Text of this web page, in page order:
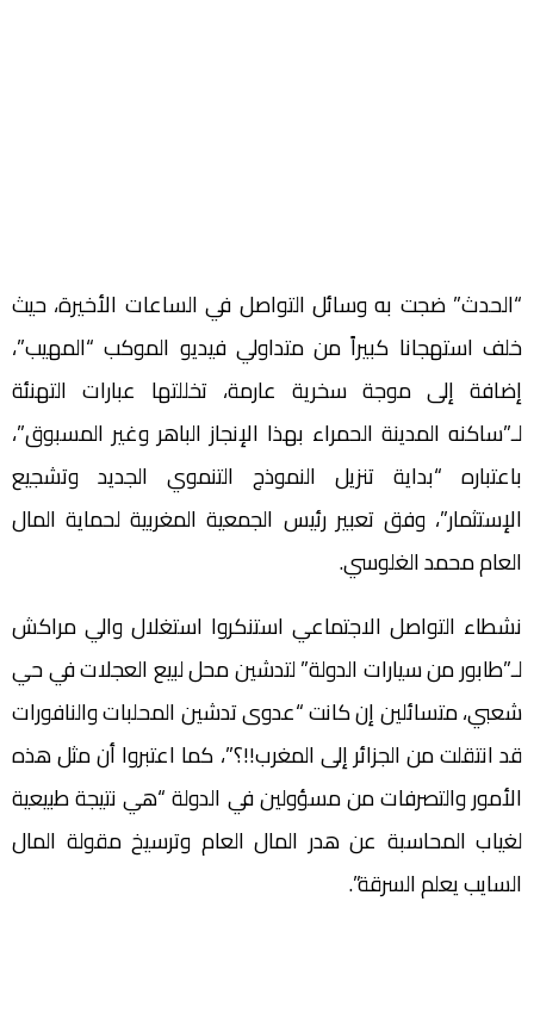
“الحدث” ضجت به وسائل التواصل في الساعات الأخيرة، حيث
خلف استهجانا كبيراً من متداولي فيديو الموكب “المهيب”،
إضافة إلى موجة سخرية عارمة، تخللتها عبارات التهنئة
لـ”ساكنه المدينة الحمراء بهذا الإنجاز الباهر وغير المسبوق”،
باعتباره “بداية تنزيل النموذج التنموي الجديد وتشجيع
الإستثمار”، وفق تعبير رئيس الجمعية المغربية لحماية المال
العام محمد الغلوسي.
نشطاء التواصل الاجتماعي استنكروا استغلال والي مراكش
لـ”طابور من سيارات الدولة” لتدشين محل لبيع العجلات في حي
شعبي، متسائلين إن كانت “عدوى تدشين المحلبات والنافورات
قد انتقلت من الجزائر إلى المغرب!!؟”، كما اعتبروا أن مثل هذه
الأمور والتصرفات من مسؤولين في الدولة “هي نتيجة طبيعية
لغياب المحاسبة عن هدر المال العام وترسيخ مقولة المال
السايب يعلم السرقة”.